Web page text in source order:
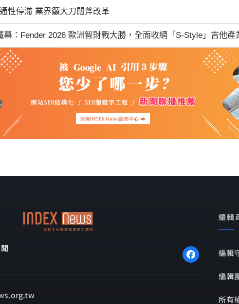
性停滯 業界籲大刀闊斧改革
：Fender 2026 歐洲智財戰大勝，全面收網「S-Style」吉他產
編輯
編輯
編輯
所有